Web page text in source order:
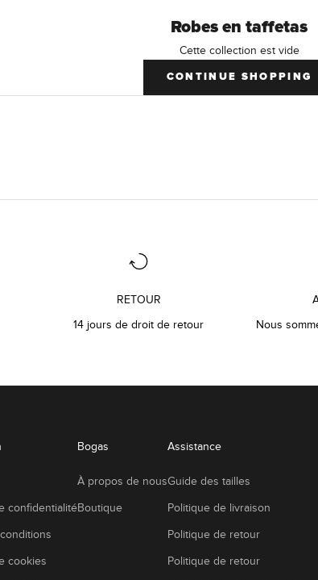
Robes en taffetas
Cette collection est vide
CONTINUE SHOPPING
RETOUR
14 jours de droit de retour Nous
confidentialité
cookies
Bogas
À propos de nous
Boutique
Assistance
Guide des tailles
Politique de livraison
Politique de retour
Politique de retour